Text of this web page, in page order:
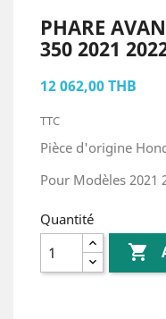
PHARE
350 2021
12 062,00 THB
TTC
Pièce d'origine
Pour Modèles 2021
Quantité
